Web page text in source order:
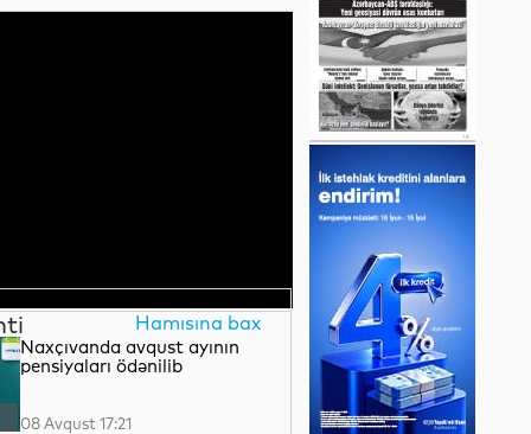
×
Hamısına bax
Naxçıvanda avqust ayının
pensiyaları ödənilib
08 Avqust 17:21